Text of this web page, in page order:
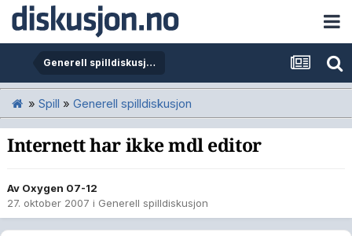
Generell spilldiskusjon
» Spill » Generell spilldiskusjon
Internett har ikke mdl editor
Av Oxygen 07-12
27. oktober 2007 i Generell spilldiskusjon